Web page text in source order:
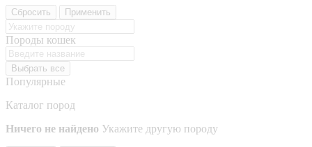
Сбросить Применить
Породы кошек
Выбрать все
Популярные
Каталог пород
Ничего не найдено Укажите другую породу